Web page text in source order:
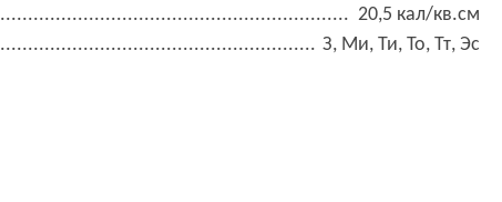
20,5 кал/кв.см
З, Ми, Ти, То, Тт, Эс